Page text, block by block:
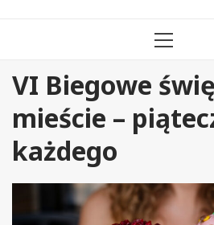
MENU
VI Biegowe
mieście –
każdego